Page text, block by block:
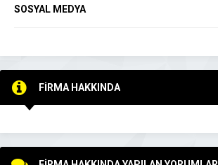
SOSYAL MEDYA
FİRMA HAKKINDA